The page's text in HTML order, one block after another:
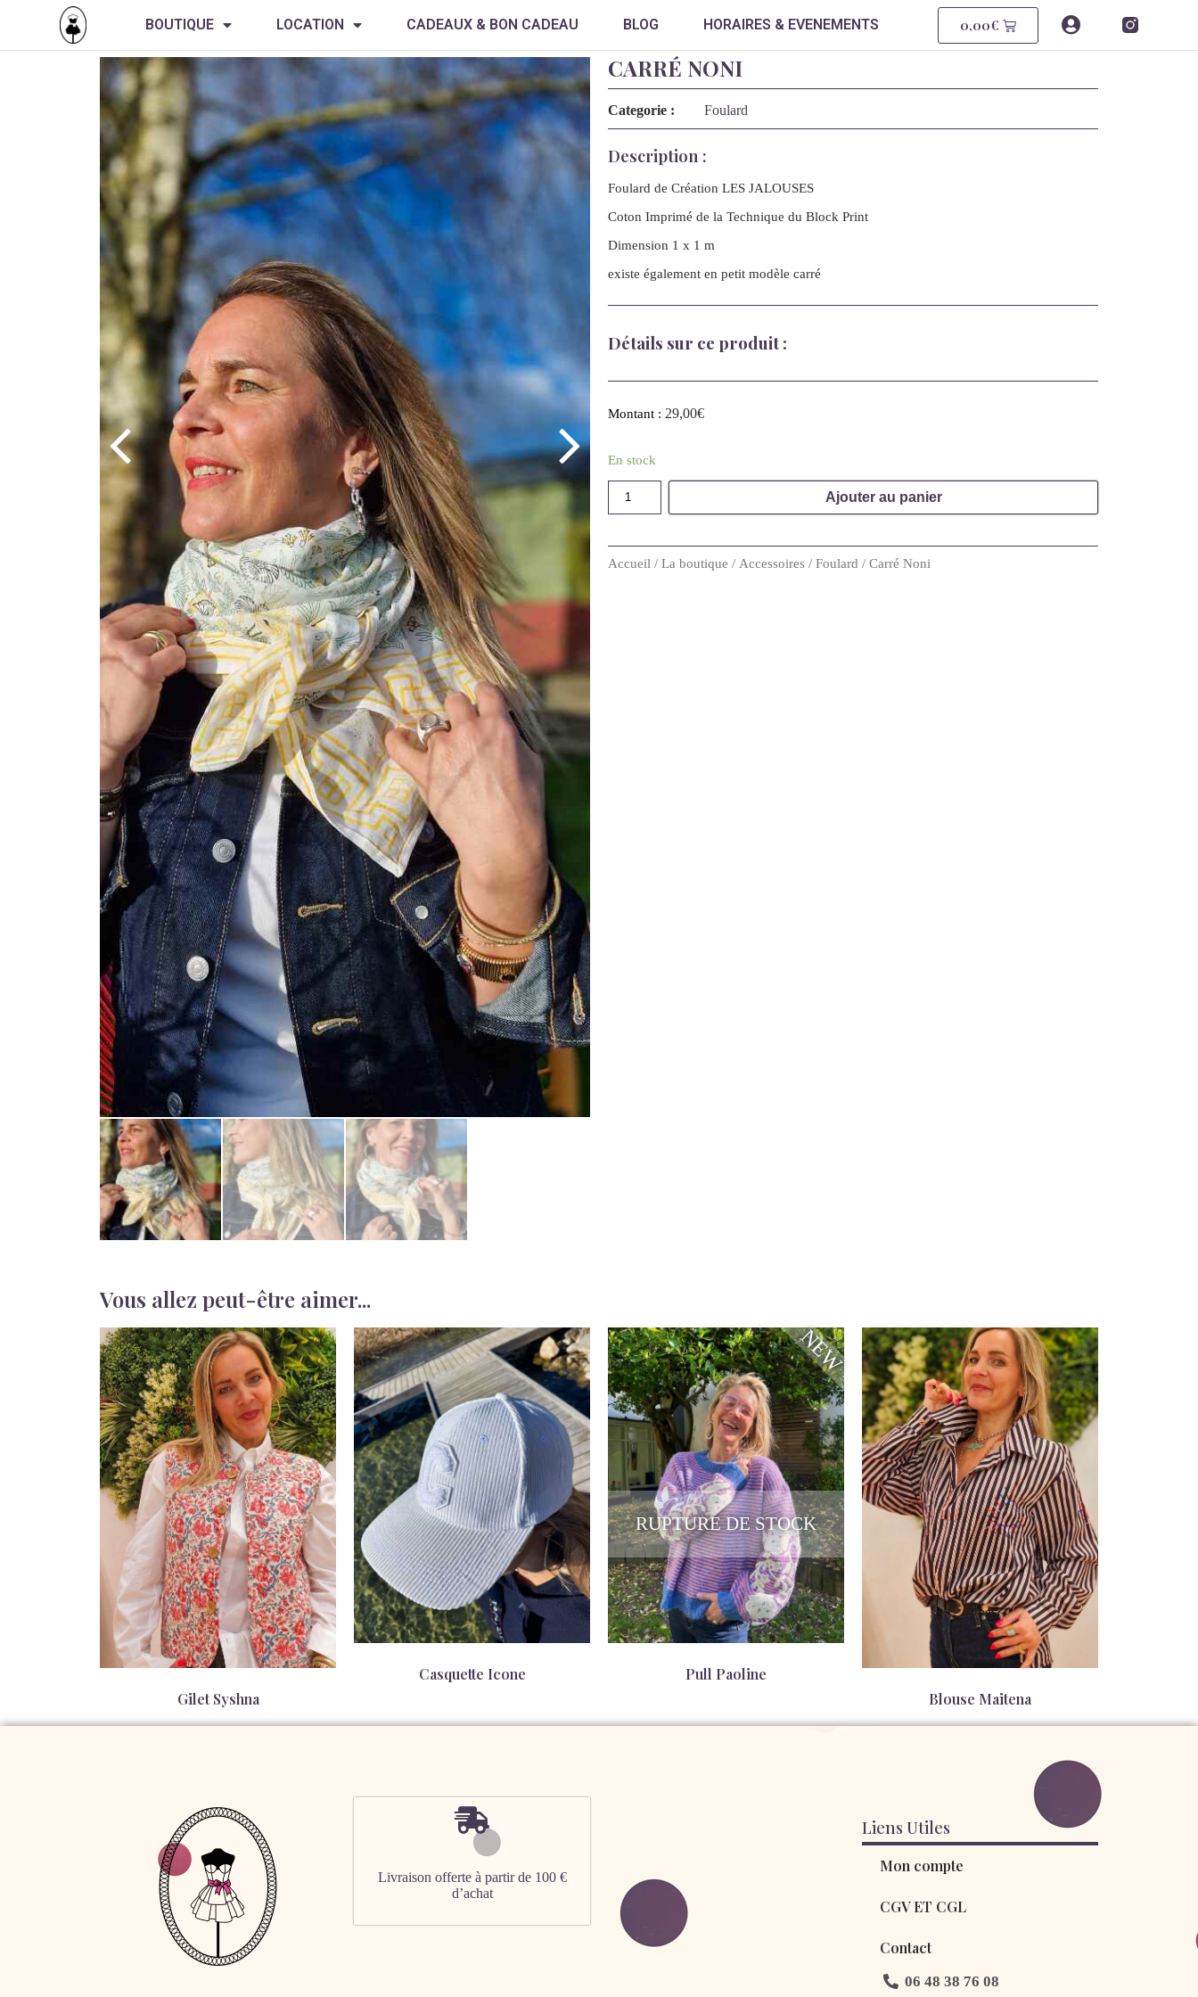
BOUTIQUE LOCATION CADEAUX & BON CADEAU BLOG HORAIRES & EVENEMENTS 0,00€
CARRÉ NONI
Categorie : Foulard
Description :
Foulard de Création LES JALOUSES
Coton Imprimé de la Technique du Block Print
Dimension 1 x 1 m
existe également en petit modèle carré
Détails sur ce produit :
Montant : 29,00€
En stock
Ajouter au panier
Accueil / La boutique / Accessoires / Foulard / Carré Noni
Vous allez peut-être aimer...
Gilet Syshna
Casquette Icone
NEW
RUPTURE DE STOCK
Pull Paoline
Blouse Maitena
Livraison offerte à partir de 100 €
d’achat
Liens Utiles
Mon compte
CGV ET CGL
Contact
06 48 38 76 08